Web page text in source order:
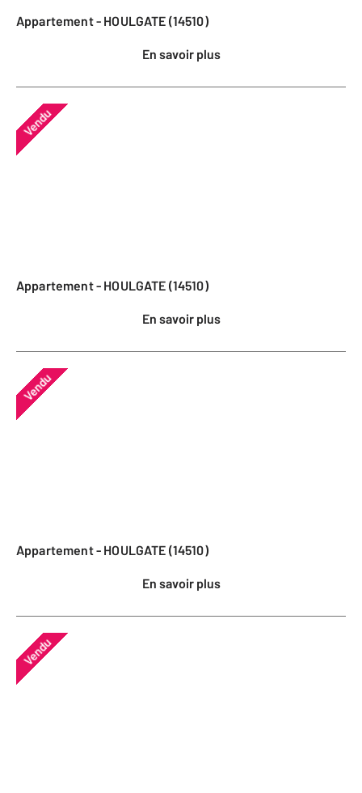
Appartement - HOULGATE (14510)
En savoir plus
Vendu
Appartement - HOULGATE (14510)
En savoir plus
Vendu
Appartement - HOULGATE (14510)
En savoir plus
Vendu